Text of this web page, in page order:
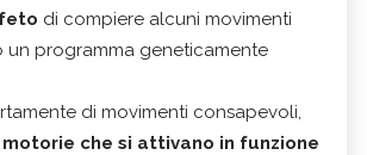
feto di compiere alcuni movimenti
un programma geneticamente
di movimenti consapevoli,
che si attivano in funzione